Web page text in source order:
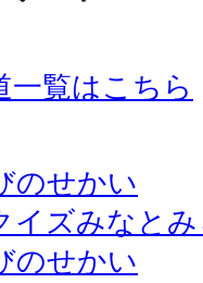
一覧はこちら
のせかい
イズみなと
のせかい